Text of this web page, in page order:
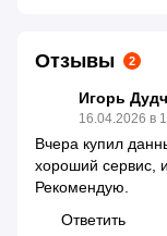
Отзывы 2
Игорь
16.04.2026 в
Вчера купил
хороший сервис,
Рекомендую.
Ответить